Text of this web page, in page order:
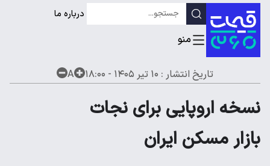
درباره ما
تاریخ انتشار : ۱۰ تیر ۱۴۰۵ - ۱۸:۰۰ A
نسخه اروپایی برای نجات
بازار مسکن ایران